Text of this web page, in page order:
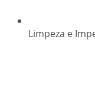
Limpeza e